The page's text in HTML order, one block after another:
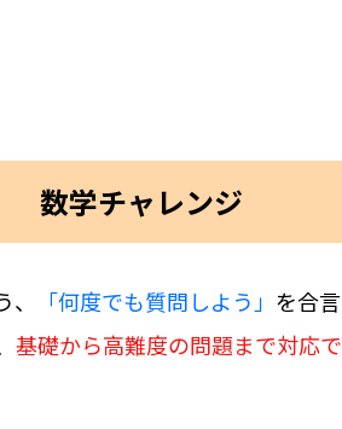
数学チャレンジ
「何度でも質問しよう」 を合
基礎から高難度の問題まで対応